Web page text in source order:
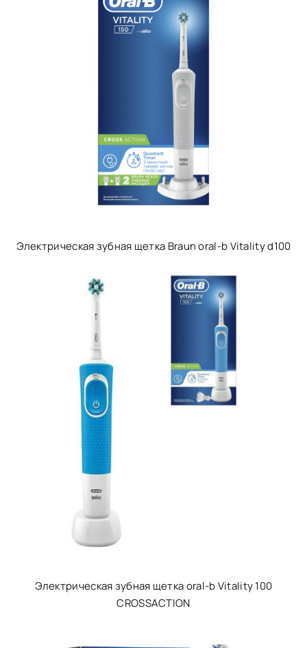
Электрическая зубная щетка Braun oral-b Vitality d100
Электрическая зубная щетка oral-b Vitality 100
CROSSACTION